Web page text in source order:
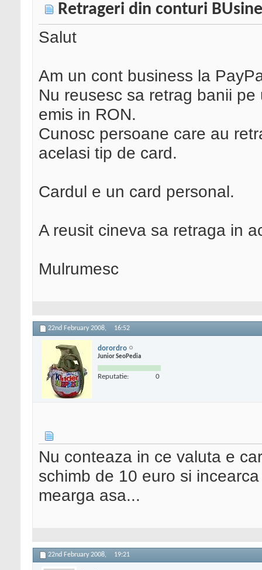
Retrageri din conturi
Salut
Am un cont business la
Nu reusesc sa retrag banii
emis in RON.
Cunosc persoane care au
acelasi tip de card.
Cardul e un card personal.
A reusit cineva sa retraga in
Mulrumesc
22nd February 2008, 16:52
dorordro
Junior SeoPedia
Reputatie: 0
Nu conteaza in ce valuta e
schimb de 10 euro si
mearga asa...
22nd February 2008, 19:21